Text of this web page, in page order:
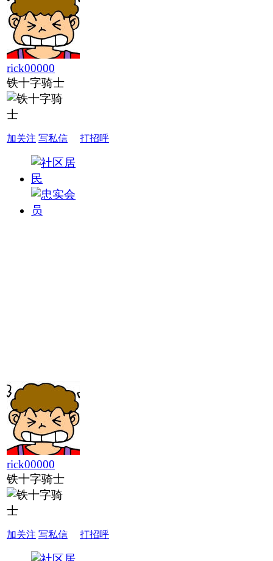
rick00000
铁十字骑士
加关注 写私信 打招呼
rick00000
铁十字骑士
加关注 写私信 打招呼